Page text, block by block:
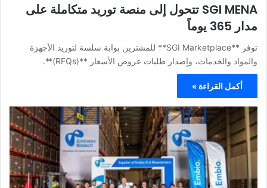
SGI MENA تتحول إلى منصة توريد متكاملة على
مدار 365 يوماً
توفر **SGI Marketplace** للمشترين بوابة سلسة لتوريد الأجهزة
والمواد والخدمات، وإصدار طلبات عروض الأسعار **(RFQs)**.
أكمل القراءة »